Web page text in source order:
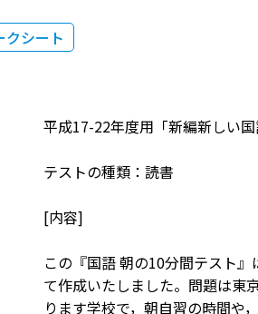
クシート
平成17-22年度用「新編新しい
テストの種類：読書
[内容]
この『国語 朝の10分間テスト
て作成いたしました。問題は東
ります学校で，朝自習の時間や